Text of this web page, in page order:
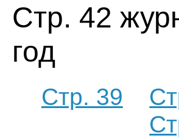
Стр. 42
год
Стр. 39